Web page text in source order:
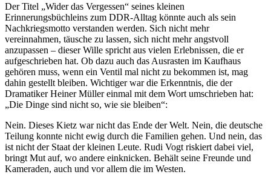
Der Titel „Wider das Vergessen“ seines kleinen
Erinnerungsbüchleins zum DDR-Alltag könnte auch als sein
Nachkriegsmotto verstanden werden. Sich nicht mehr
vereinnahmen, täusche zu lassen, sich nicht mehr angstvoll
anzupassen – dieser Wille spricht aus vielen Erlebnissen, die er
aufgeschrieben hat. Ob dazu auch das Ausrasten im Kaufhaus
gehören muss, wenn ein Ventil mal nicht zu bekommen ist, mag
dahin gestellt bleiben. Wichtiger war die Erkenntnis, die der
Dramatiker Heiner Müller einmal mit dem Wort umschrieben hat:
„Die Dinge sind nicht so, wie sie bleiben“:
Nein. Dieses Kietz war nicht das Ende der Welt. Nein, die deutsche
Teilung konnte nicht ewig durch die Familien gehen. Und nein, das
ist nicht der Staat der kleinen Leute. Rudi Vogt riskiert dabei viel,
bringt Mut auf, wo andere einknicken. Behält seine Freunde und
Kameraden, auch und vor allem die im Westen.